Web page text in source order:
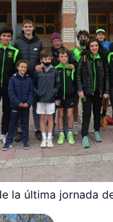
la última jornada